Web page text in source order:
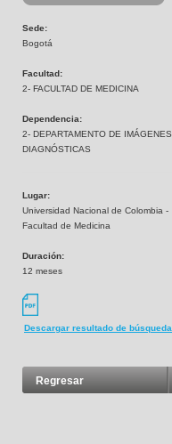
Sede:
Bogotá
Facultad:
2- FACULTAD DE MEDICINA
Dependencia:
2- DEPARTAMENTO DE IMÁGENES
DIAGNÓSTICAS
Lugar:
Universidad Nacional de Colombia -
Facultad de Medicina
Duración:
12 meses
Descargar resultado de búsqueda
Regresar